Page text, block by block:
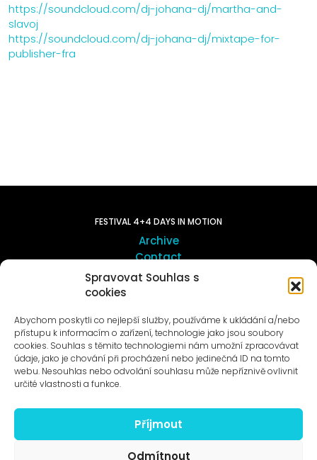
Spravovat Souhlas s
cookies
Abychom poskytli co nejlepší služby, používáme k ukládání a/nebo
přístupu k informacím o zařízení, technologie jako jsou soubory
cookies. Souhlas s těmito technologiemi nám umožní zpracovávat
údaje, jako je chování při procházení nebo jedinečná ID na tomto
webu. Nesouhlas nebo odvolání souhlasu může nepříznivě ovlivnit
určité vlastnosti a funkce.
Příjmout
Odmítnout
https://soundcloud.com/dj-johana-dj/martha-and-
slavoj
https://soundcloud.com/dj-johana-dj/mixtape-for-
publisher-fra
FESTIVAL 4+4 DAYS IN MOTION
Archive
Contact
Art in Motol
News to e-mail